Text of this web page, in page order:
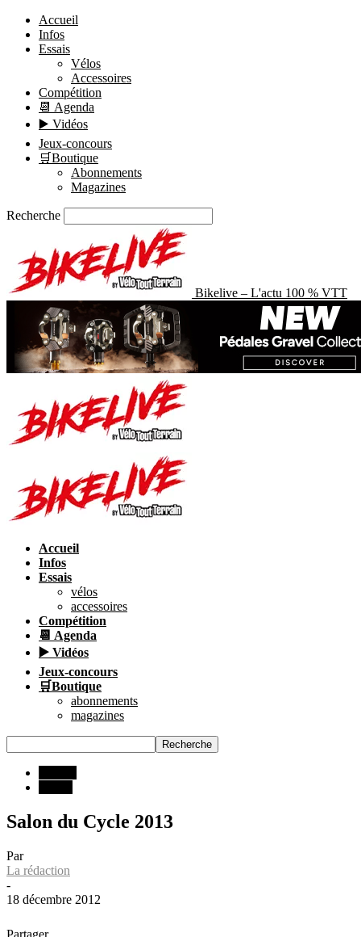
Accueil
Infos
Essais
Vélos
Accessoires
Compétition
📆 Agenda
▶️ Vidéos
Jeux-concours
🛒Boutique
Abonnements
Magazines
Recherche
Bikelive – L'actu 100 % VTT
Accueil
Infos
Essais
vélos
accessoires
Compétition
📆 Agenda
▶️ Vidéos
Jeux-concours
🛒Boutique
abonnements
magazines
Salon du Cycle 2013
Par
La rédaction
-
18 décembre 2012
Partager